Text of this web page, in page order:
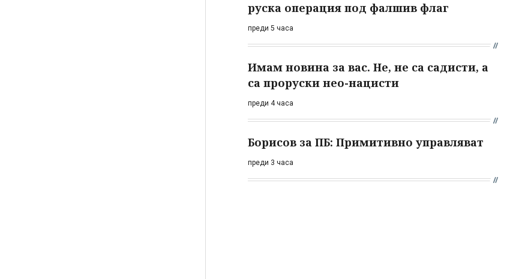
руска операция под фалшив флаг
преди 5 часа
Имам новина за вас. Не, не са садисти, а
са проруски нео-нацисти
преди 4 часа
Борисов за ПБ: Примитивно управляват
преди 3 часа